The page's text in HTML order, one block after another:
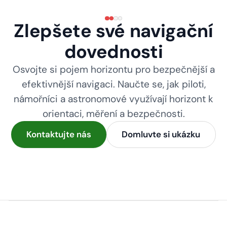
Zlepšete své navigační
dovednosti
Osvojte si pojem horizontu pro bezpečnější a
efektivnější navigaci. Naučte se, jak piloti,
námořníci a astronomové využívají horizont k
orientaci, měření a bezpečnosti.
Kontaktujte nás Domluvte si ukázku